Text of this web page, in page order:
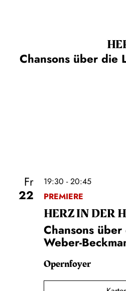
Chansons über die
Fr
22
19:30 - 20:45
PREMIERE
HERZ IN DER
Chansons
Weber-
Opernfoyer